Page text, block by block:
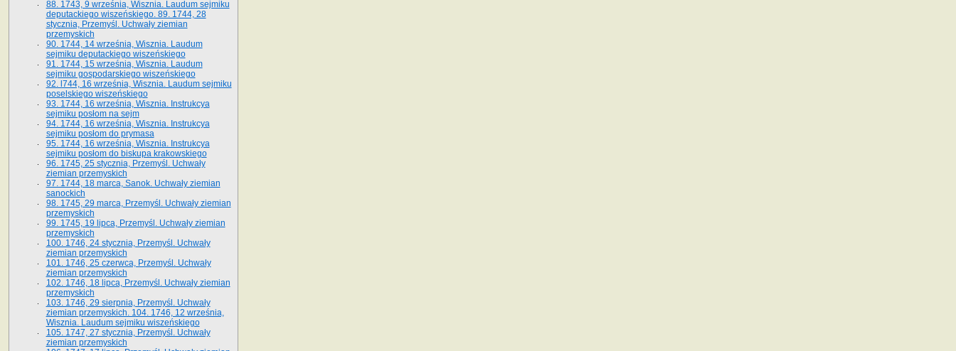
88. 1743, 9 września, Wisznia. Laudum sejmiku
deputackiego wiszeńskiego. 89. 1744, 28
stycznia, Przemyśl. Uchwały ziemian
przemyskich
90. 1744, 14 września, Wisznia. Laudum
sejmiku deputackiego wiszeńskiego
91. 1744, 15 września, Wisznia. Laudum
sejmiku gospodarskiego wiszeńskiego
92. l744, 16 września, Wisznia. Laudum sejmiku
poselskiego wiszeńskiego
93. 1744, 16 września, Wisznia. Instrukcya
sejmiku posłom na sejm
94. 1744, 16 września, Wisznia. Instrukcya
sejmiku posłom do prymasa
95. 1744, 16 września, Wisznia. Instrukcya
sejmiku posłom do biskupa krakowskiego
96. 1745, 25 stycznia, Przemyśl. Uchwały
ziemian przemyskich
97. 1744, 18 marca, Sanok. Uchwały ziemian
sanockich
98. 1745, 29 marca, Przemyśl. Uchwały ziemian
przemyskich
99. 1745, 19 lipca, Przemyśl. Uchwały ziemian
przemyskich
100. 1746, 24 stycznia, Przemyśl. Uchwały
ziemian przemyskich
101. 1746, 25 czerwca, Przemyśl. Uchwały
ziemian przemyskich
102. 1746, 18 lipca, Przemyśl. Uchwały ziemian
przemyskich
103. 1746, 29 sierpnia, Przemyśl. Uchwały
ziemian przemyskich. 104. 1746, 12 września,
Wisznia. Laudum sejmiku wiszeńskiego
105. 1747, 27 stycznia, Przemyśl. Uchwały
ziemian przemyskich